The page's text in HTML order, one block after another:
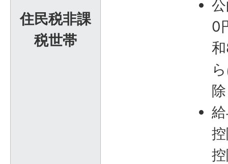
住民税非課
税世帯
0